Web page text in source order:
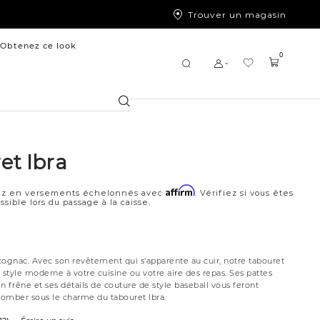
Trouver un magasin
Obtenez ce look
Chercher
0
Ibra
en versements échelonnés avec Affirm. Vérifiez si vous êtes
lors du passage à la caisse.
Avec son revêtement qui s'apparente au cuir, notre tabouret
moderne à votre cuisine ou votre aire des repas. Ses pattes
frêne et ses détails de couture de style baseball vous feront
sous le charme du tabouret Ibra.